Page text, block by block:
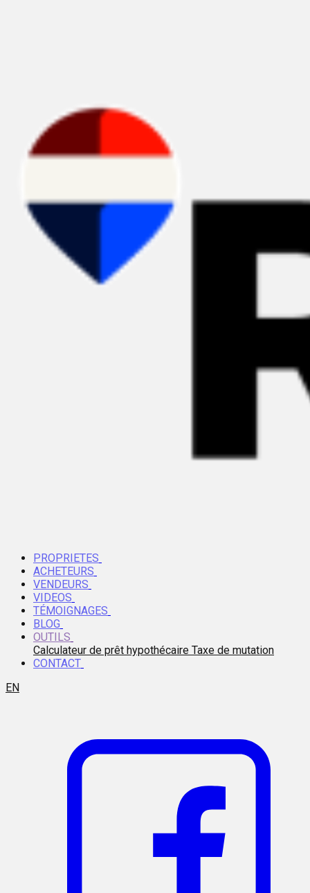
PROPRIETES
ACHETEURS
VENDEURS
VIDEOS
TÉMOIGNAGES
BLOG
OUTILS
Calculateur de prêt hypothécaire Taxe de mutation
CONTACT
EN